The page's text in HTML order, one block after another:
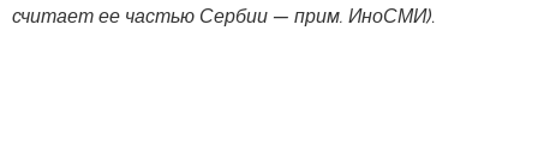
считает ее частью Сербии — прим. ИноСМИ).